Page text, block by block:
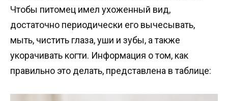
Чтобы питомец имел ухоженный вид,
достаточно периодически его вычесывать,
мыть, чистить глаза, уши и зубы, а также
укорачивать когти. Информация о том, как
правильно это делать, представлена в таблице: